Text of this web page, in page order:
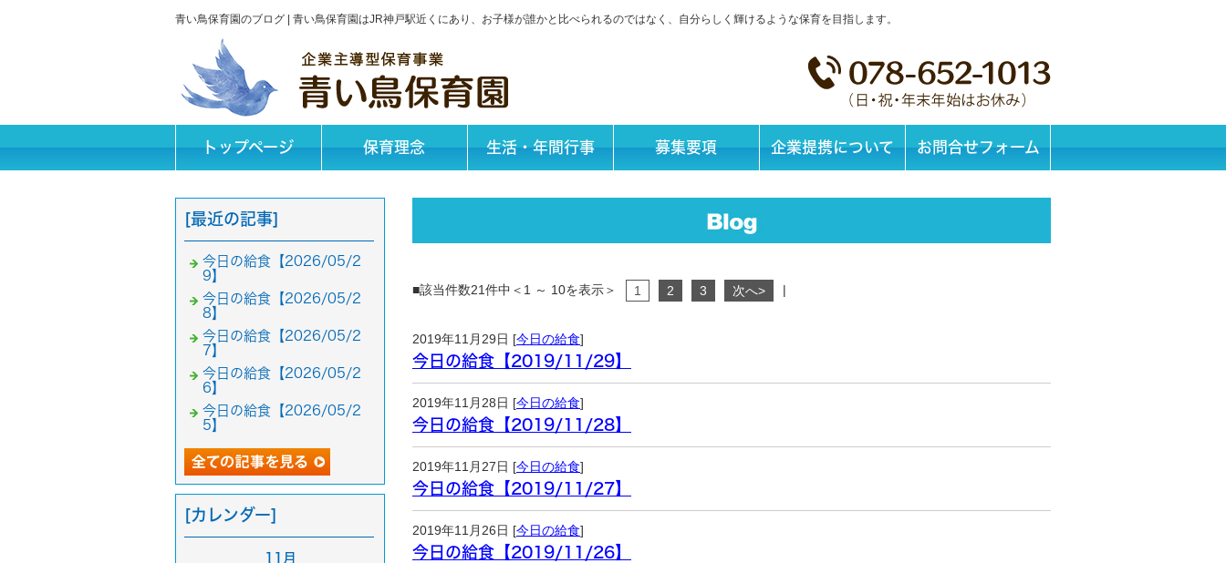
青い鳥保育園のブログ | 青い鳥保育園はJR神戸駅近くにあり、お子様が誰かと比べられるのではなく、自分らしく輝けるような保育を目指します。
トップページ 保育理念 生活・年間行事 募集要項 企業提携について お問合せフォーム
■該当件数21件中＜1 ～ 10を表示＞ |
1 2 3 次へ>
2019年11月29日 [今日の給食]
今日の給食【2019/11/29】
2019年11月28日 [今日の給食]
今日の給食【2019/11/28】
2019年11月27日 [今日の給食]
今日の給食【2019/11/27】
2019年11月26日 [今日の給食]
今日の給食【2019/11/26】
[最近の記事]
今日の給食【2026/05/2
9】
今日の給食【2026/05/2
8】
今日の給食【2026/05/2
7】
今日の給食【2026/05/2
6】
今日の給食【2026/05/2
5】
[カレンダー]
11月